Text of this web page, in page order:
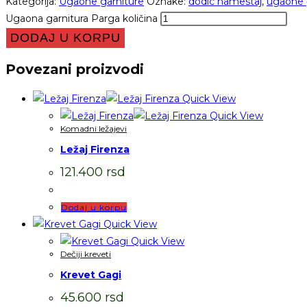
Ugaona garnitura Parga količina
DODAJ U KORPU
Povezani proizvodi
Quick View
Quick View
Komadni ležajevi
Ležaj Firenza
121.400 rsd
Dodaj u korpu
Quick View
Quick View
Dečiji kreveti
Krevet Gagi
45.600 rsd